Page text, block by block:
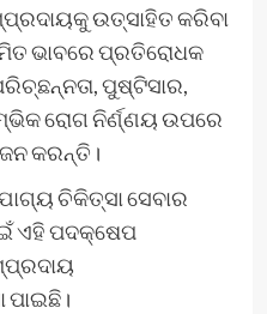
ଉତ୍ସାହିତ କରିବା
ଭାବରେ ପ୍ରତିରୋଧକ
ପୁଷ୍ଟିସାର,
ରୋଗ ନିର୍ଣ୍ଣୟ ଉପରେ
କରନ୍ତି।
ଚିକିତ୍ସା ସେବାର
ଏହି ପଦକ୍ଷେପ
ପାଇଛି।